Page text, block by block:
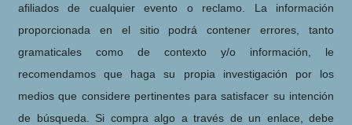
afiliados de cualquier evento o reclamo. La información
proporcionada en el sitio podrá contener errores, tanto
gramaticales como de contexto y/o información, le
recomendamos que haga su propia investigación por los
medios que considere pertinentes para satisfacer su intención
de búsqueda. Si compra algo a través de un enlace, debe